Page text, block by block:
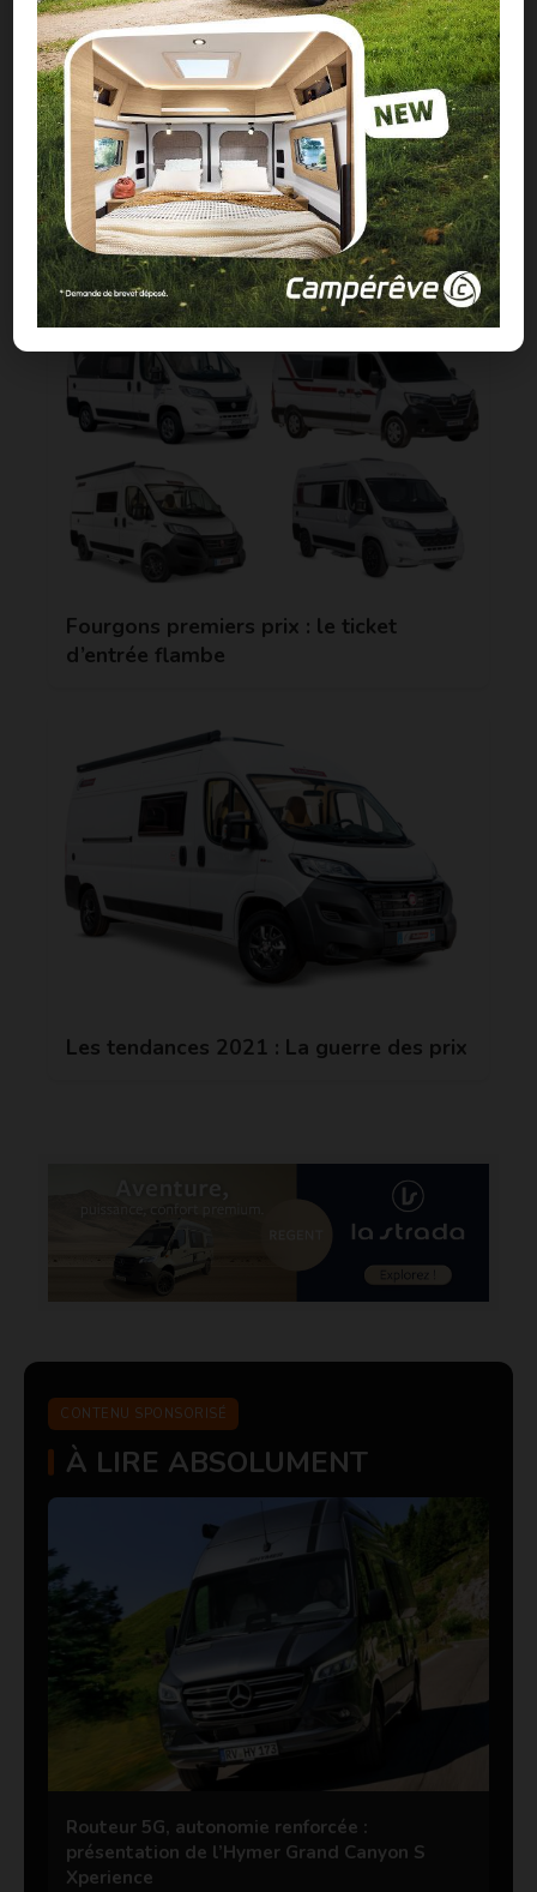
CI Kyros GO : des camper-vans premiers
prix sur Citroën Jumper
Fourgons premiers prix : le ticket
d’entrée flambe
Les tendances 2021 : La guerre des prix
CONTENU SPONSORISÉ
À LIRE ABSOLUMENT
Routeur 5G, autonomie renforcée :
présentation de l’Hymer Grand Canyon S
Xperience